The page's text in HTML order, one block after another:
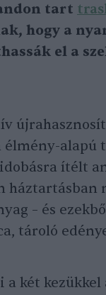
tart
hogy a
el a
élmény-alapú
ítélt
háztartásban
– és
tároló
a két